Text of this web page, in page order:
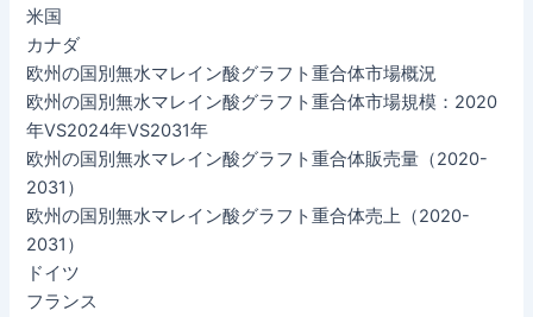
米国
カナダ
欧州の国別無水マレイン酸グラフト重合体市場概況
欧州の国別無水マレイン酸グラフト重合体市場規模：2020
年VS2024年VS2031年
欧州の国別無水マレイン酸グラフト重合体販売量（2020-
2031）
欧州の国別無水マレイン酸グラフト重合体売上（2020-
2031）
ドイツ
フランス